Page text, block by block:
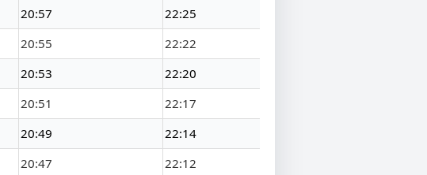
20:57
22:25
20:55
22:22
20:53
22:20
20:51
22:17
20:49
22:14
20:47
22:12